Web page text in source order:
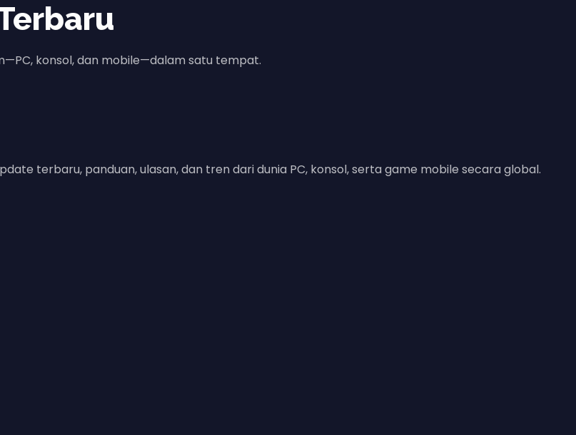
konsol, dan mobile—dalam satu tempat.
terbaru, panduan, ulasan, dan tren dari dunia PC, konsol, serta game mobile secara global.